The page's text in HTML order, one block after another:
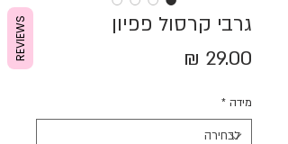
גרבי קרסול פפיון
מידה *
REVIEWS